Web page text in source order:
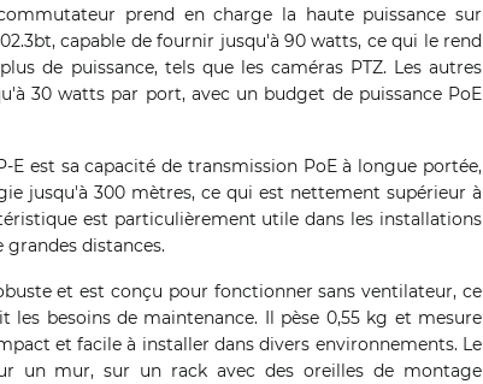
prend en charge la haute puissance sur
capable de fournir jusqu'à 90 watts, ce qui le rend
de puissance, tels que les caméras PTZ. Les autres
30 watts par port, avec un budget de puissance PoE
E est sa capacité de transmission PoE à longue portée,
jusqu'à 300 mètres, ce qui est nettement supérieur à
est particulièrement utile dans les installations
grandes distances.
et est conçu pour fonctionner sans ventilateur, ce
besoins de maintenance. Il pèse 0,55 kg et mesure
et facile à installer dans divers environnements. Le
un mur, sur un rack avec des oreilles de montage